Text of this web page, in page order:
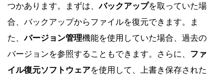
つかあります。まずは、バックアップを取っていた場
合、バックアップからファイルを復元できます。ま
た、バージョン管理機能を使用していた場合、過去の
バージョンを参照することもできます。さらに、 ファ
イル復元ソフトウェアを使用して、上書き保存された